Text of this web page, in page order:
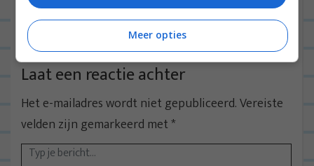
Laat een reactie achter
Het e-mailadres wordt niet gepubliceerd.Vereiste
velden zijn gemarkeerd met*
Meer opties